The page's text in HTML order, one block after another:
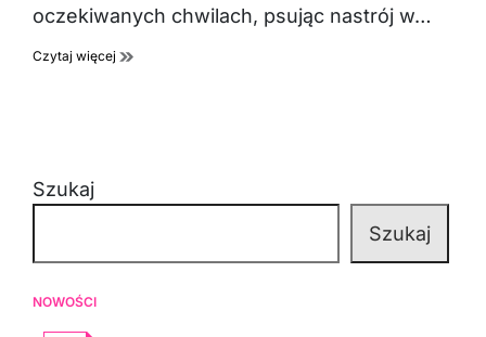
oczekiwanych chwilach, psując nastrój w…
Czytaj więcej
Szukaj
Szukaj
NOWOŚCI